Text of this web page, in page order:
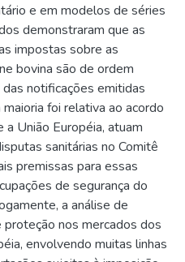
e em modelos de séries
demonstraram que as
impostas sobre as
bovina são de ordem
notificações emitidas
foi relativa ao acordo
União Européia, atuam
sanitárias no Comitê
premissas para essas
de segurança do
a análise de
nos mercados dos
envolvendo muitas linhas